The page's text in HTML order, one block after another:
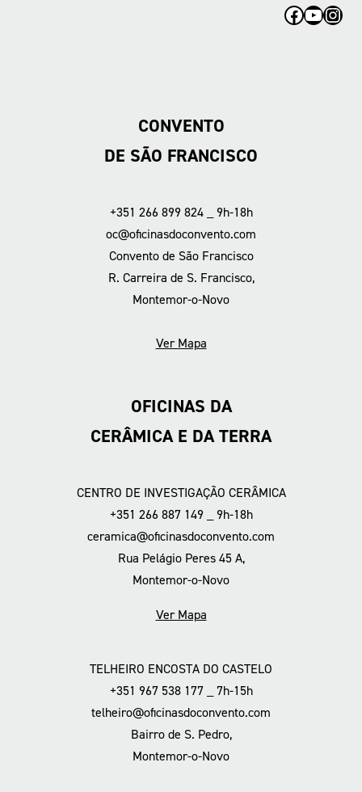
Facebook
CONVENTO
DE SÃO FRANCISCO
+351 266 899 824 _ 9h-18h
oc@oficinasdoconvento.com
Convento de São Francisco
R. Carreira de S. Francisco,
Montemor-o-Novo
Ver Mapa
OFICINAS DA
CERÂMICA E DA TERRA
CENTRO DE INVESTIGAÇÃO CERÂMICA
+351 266 887 149 _ 9h-18h
ceramica@oficinasdoconvento.com
Rua Pelágio Peres 45 A,
Montemor-o-Novo
Ver Mapa
TELHEIRO ENCOSTA DO CASTELO
+351 967 538 177 _ 7h-15h
telheiro@oficinasdoconvento.com
Bairro de S. Pedro,
Montemor-o-Novo